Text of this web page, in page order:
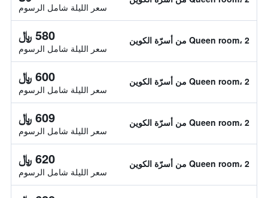
سعر الليلة شامل الرسوم
Queen room، 2 من أسرّة الكوين 580 ﷼
سعر الليلة شامل الرسوم
Queen room، 2 من أسرّة الكوين 600 ﷼
سعر الليلة شامل الرسوم
Queen room، 2 من أسرّة الكوين 609 ﷼
سعر الليلة شامل الرسوم
Queen room، 2 من أسرّة الكوين 620 ﷼
سعر الليلة شامل الرسوم